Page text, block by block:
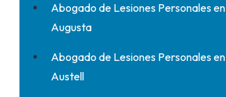
Abogado de Lesiones Personales en
Augusta
Abogado de Lesiones Personales en
Austell